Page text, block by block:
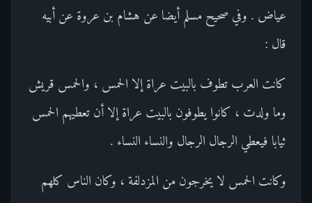
عياض . وفي صحيح مسلم أيضا عن هشام بن عروة عن أبيه
قال :
كانت العرب تطوف بالبيت عراة إلا الحمس ، والحمس قريش
وما ولدت ، كانوا يطوفون بالبيت عراة إلا أن تعطيهم الحمس
ثيابا فيعطي الرجال الرجال والنساء النساء .
وكانت الحمس لا يخرجون من المزدلفة ، وكان الناس كلهم